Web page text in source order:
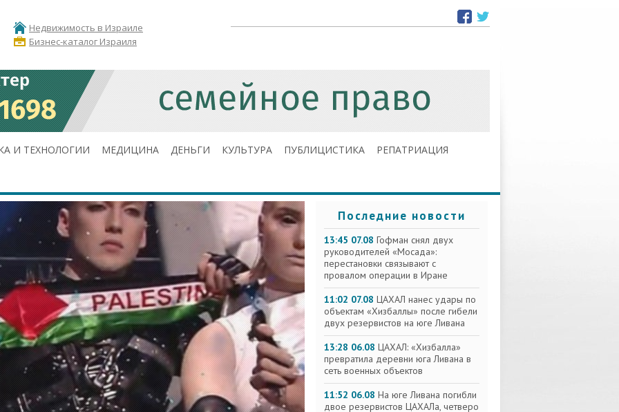
Недвижимость в Израиле
Бизнес-каталог Израиля
И ТЕХНОЛОГИИ МЕДИЦИНА ДЕНЬГИ КУЛЬТУРА ПУБЛИЦИСТИКА РЕПАТРИАЦИЯ
Последние новости
13:45 07.08 Гофман снял двух
руководителей «Мосада»:
перестановки связывают с
провалом операции в Иране
11:02 07.08 ЦАХАЛ нанес удары по
объектам «Хизбаллы» после гибели
двух резервистов на юге Ливана
13:28 06.08 ЦАХАЛ: «Хизбалла»
превратила деревни юга Ливана в
сеть военных объектов
11:52 06.08 На юге Ливана погибли
двое резервистов ЦАХАЛа, четверо